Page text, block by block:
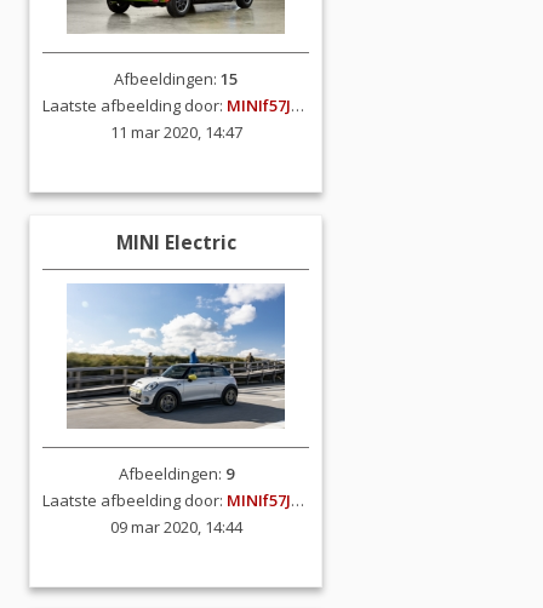
Afbeeldingen: 15
Laatste afbeelding door: MINIf57JCW
11 mar 2020, 14:47
MINI Electric
Afbeeldingen: 9
Laatste afbeelding door: MINIf57JCW
09 mar 2020, 14:44